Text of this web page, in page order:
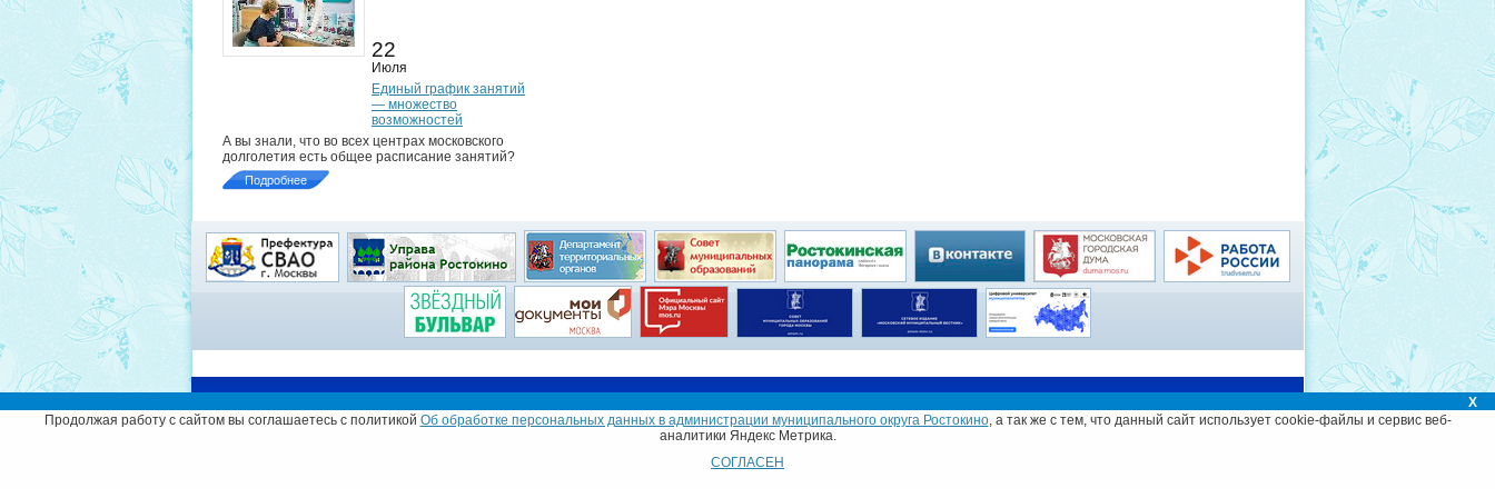
22
Июля
Единый график занятий
— множество
возможностей
А вы знали, что во всех центрах московского
долголетия есть общее расписание занятий?
Подробнее
X
Продолжая работу с сайтом вы соглашаетесь с политикой Об обработке персональных данных в администрации муниципального округа Ростокино, а так же с тем, что данный сайт использует cookie-файлы и сервис веб-
аналитики Яндекс Метрика.
СОГЛАСЕН